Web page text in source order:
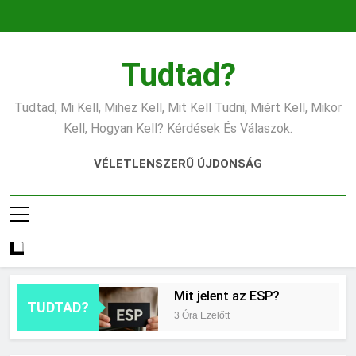
Tudtad?
Tudtad, Mi Kell, Mihez Kell, Mit Kell Tudni, Miért Kell, Mikor
Kell, Hogyan Kell? Kérdések És Válaszok.
VÉLETLENSZERŰ ÚJDONSÁG
TUDTAD?
Mit jelent az ESP?
3 Óra Ezelőtt
Mennyi ideig kell sütni a